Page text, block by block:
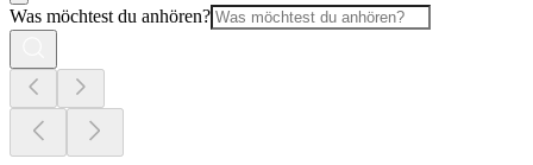
Was möchtest du anhören?